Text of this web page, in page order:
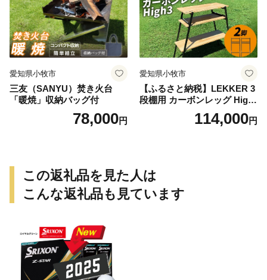
愛知県小牧市
三友（SANYU）焚き火台
「暖焼」収納バッグ付
78,000円
愛知県小牧市
【ふるさと納税】LEKKER 3
段棚用 カーボンレッグ High
3 2脚 キャンプ アウトドア ソ
ロキャン カーボン アウトド
県 小牧市 送料無料
114,000円
この返礼品を見た人は
こんな返礼品も見ています